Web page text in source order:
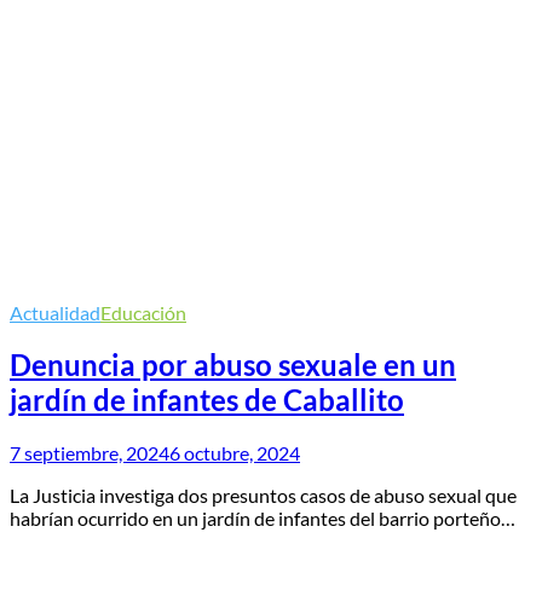
ActualidadEducación
Denuncia por abuso sexuale en un
jardín de infantes de Caballito
7 septiembre, 20246 octubre, 2024
La Justicia investiga dos presuntos casos de abuso sexual que
habrían ocurrido en un jardín de infantes del barrio porteño…